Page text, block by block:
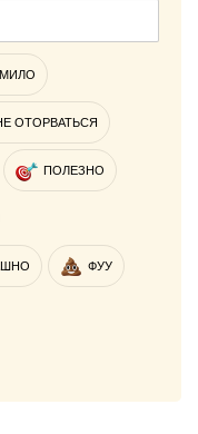
МИЛО
ОТОРВАТЬСЯ
ПОЛЕЗНО
ФУУ